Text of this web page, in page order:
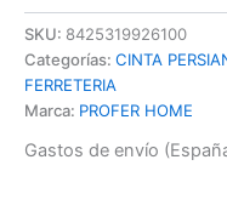
SKU: 8425319926100
Categorías: CINTA
FERRETERIA
Marca: PROFER HOME
Gastos de envío